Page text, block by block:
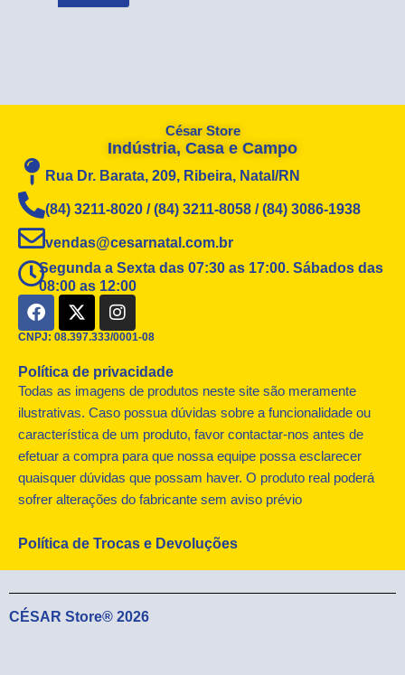
César Store
Indústria, Casa e Campo
Rua Dr. Barata, 209, Ribeira, Natal/RN
(84) 3211-8020 / (84) 3211-8058 / (84) 3086-1938
vendas@cesarnatal.com.br
Segunda a Sexta das 07:30 as 17:00. Sábados das
08:00 as 12:00
F
a
c
b
o
o
k
X
-
t
i
t
t
e
I
n
s
a
g
r
a
CNPJ: 08.397.333/0001-08
Política de privacidade
Todas as imagens de produtos neste site são meramente
ilustrativas. Caso possua dúvidas sobre a funcionalidade ou
característica de um produto, favor contactar-nos antes de
efetuar a compra para que nossa equipe possa esclarecer
quaisquer dúvidas que possam haver. O produto real poderá
sofrer alterações do fabricante sem aviso prévio
Política de Trocas e Devoluções
CÉSAR Store® 2026